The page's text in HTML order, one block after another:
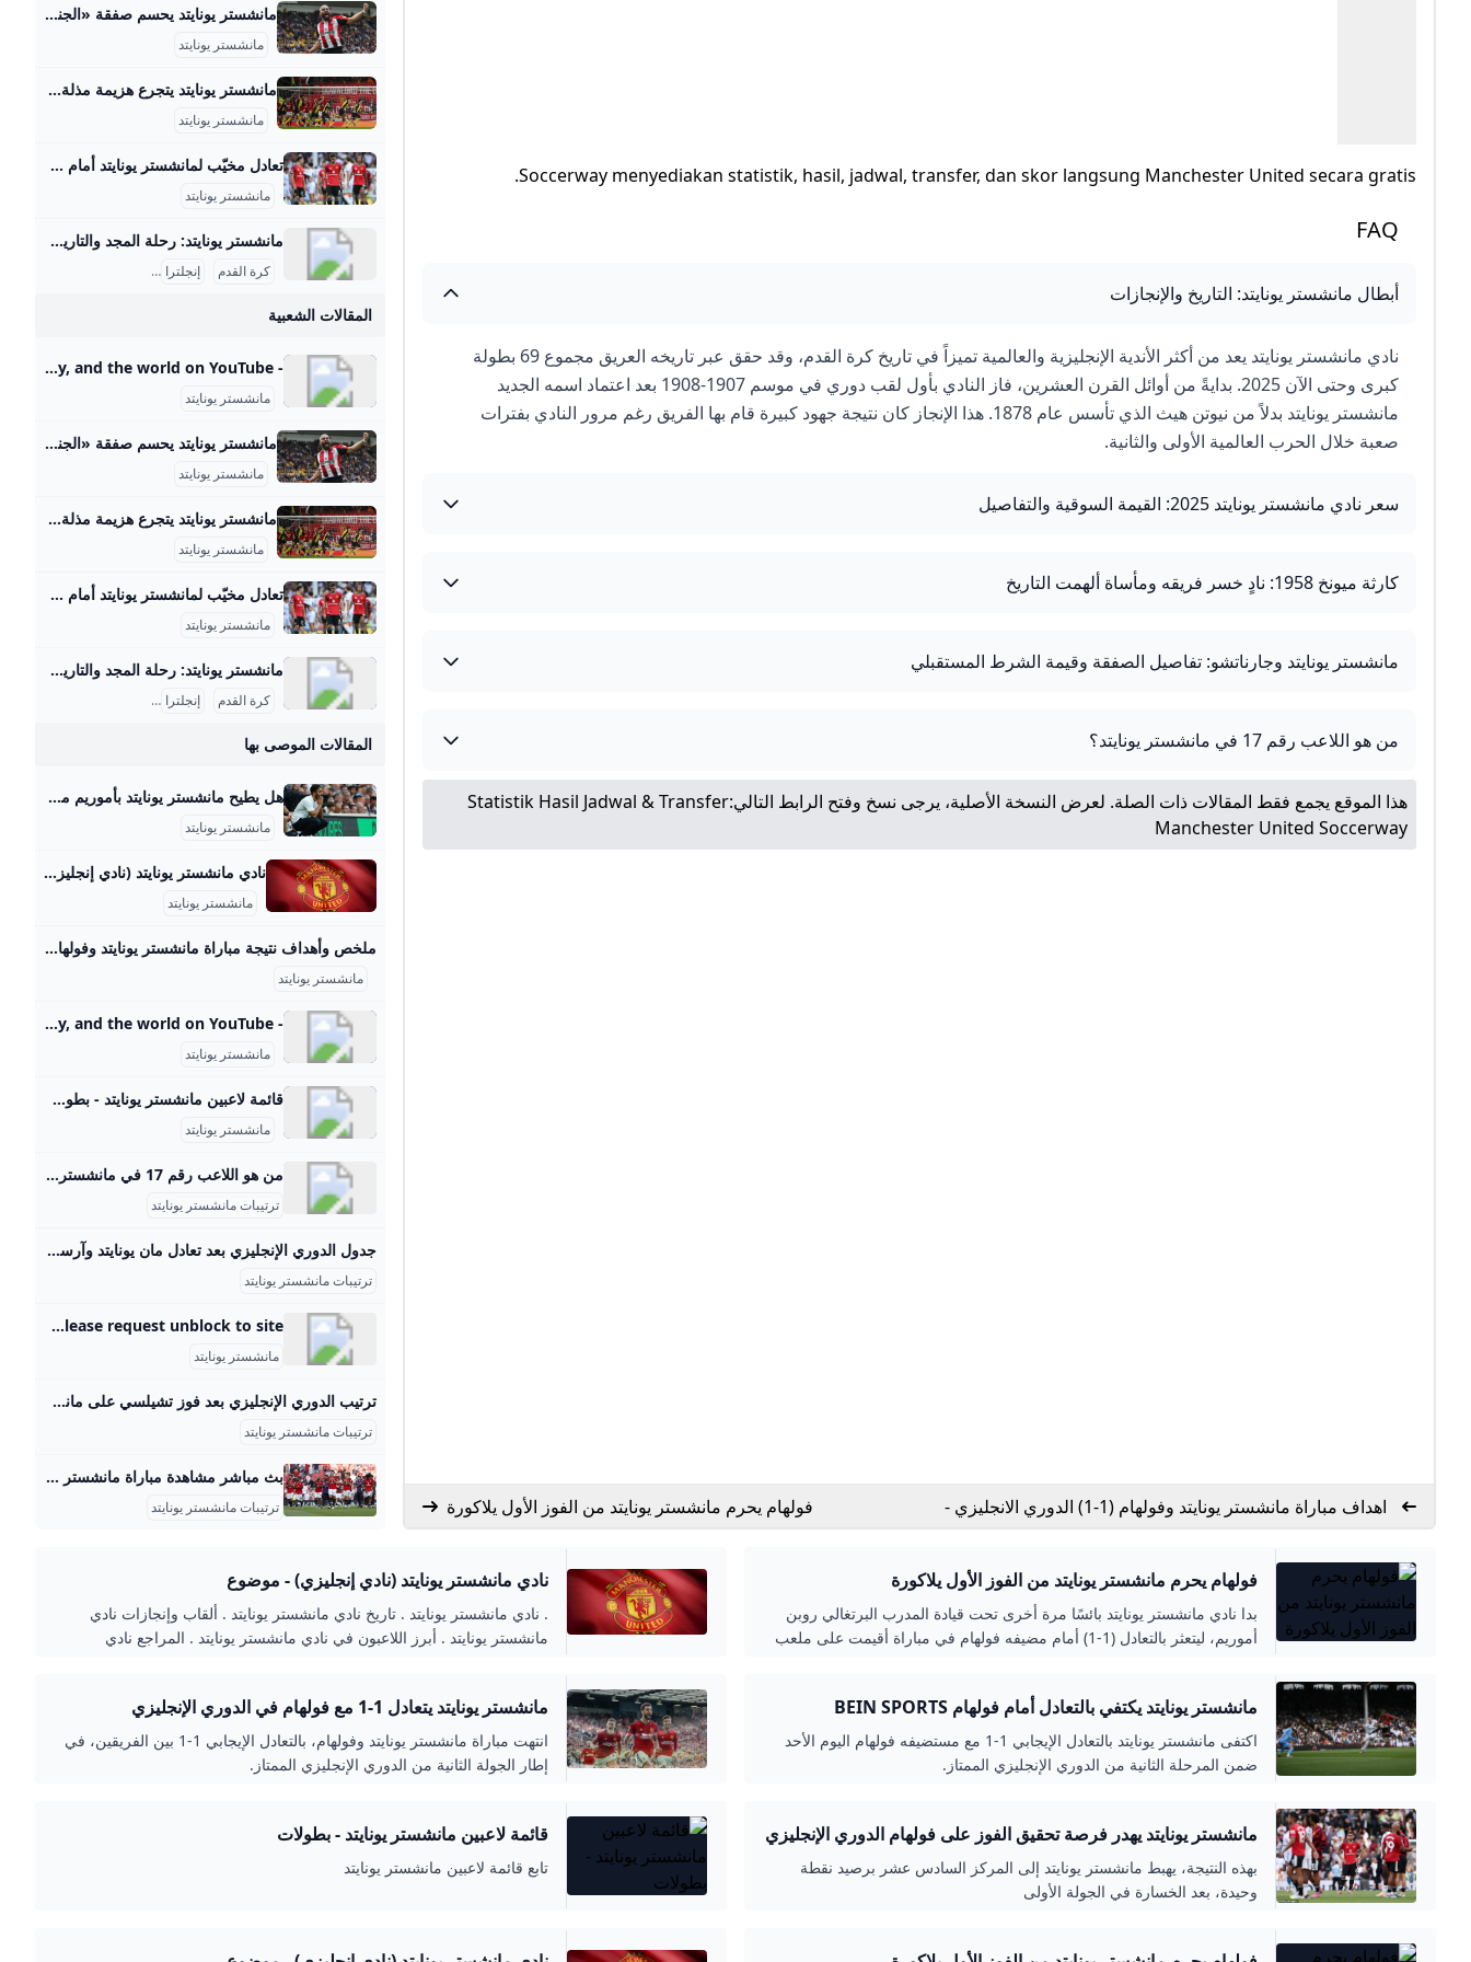
Soccerway menyediakan statistik, hasil, jadwal, transfer, dan skor langsung Manchester United secara gratis.
FAQ
أبطال مانشستر يونايتد: التاريخ والإنجازات
نادي مانشستر يونايتد يعد من أكثر الأندية الإنجليزية والعالمية تميزاً في تاريخ كرة القدم، وقد حقق عبر تاريخه العريق مجموع 69 بطولة
كبرى وحتى الآن 2025. بدايةً من أوائل القرن العشرين، فاز النادي بأول لقب دوري في موسم 1907-1908 بعد اعتماد اسمه الجديد
مانشستر يونايتد بدلاً من نيوتن هيث الذي تأسس عام 1878. هذا الإنجاز كان نتيجة جهود كبيرة قام بها الفريق رغم مرور النادي بفترات
صعبة خلال الحرب العالمية الأولى والثانية.
سعر نادي مانشستر يونايتد 2025: القيمة السوقية والتفاصيل
كارثة ميونخ 1958: نادٍ خسر فريقه ومأساة ألهمت التاريخ
مانشستر يونايتد وجارناتشو: تفاصيل الصفقة وقيمة الشرط المستقبلي
من هو اللاعب رقم 17 في مانشستر يونايتد؟
هذا الموقع يجمع فقط المقالات ذات الصلة. لعرض النسخة الأصلية، يرجى نسخ وفتح الرابط التالي:Statistik Hasil Jadwal & Transfer
Manchester United Soccerway
اهداف مباراة مانشستر يونايتد وفولهام (1-1) الدوري الانجليزي -
بطولات
فولهام يحرم مانشستر يونايتد من الفوز الأول يلاكورة
مانشستر يونايتد يحسم صفقة «الجناح» - الاتحاد للأخبار ذكرت تقارير إعلامية أن نادي مانشستر يونايتد الإنجليزي توصل إلى اتفاق مع برنتفورد بشأن ضم الجناح الفرنسي الكاميروني بريان مبيومو. مانشستر يونايتد يحسم صفقة «الجناح»
مانشستر يونايتد
مانشستر يونايتد يتجرع هزيمة مذلة على أرضه أمام بورنموث ... لم يكن الفوز مفاجئا لبورنموث الذي يصعد للمركز 13 في الترتيب فيما لا يزال يونايتد صاحب المركز السادس يتقدم خطوة للأمام وخطوتين للخلف… مانشستر يونايتد يتجرع هزيمة مذلة على أرضه أمام بورنموث 06-Dec-23 10:21 PM02-Dec-23 10:42 PM15-Nov-23 04:48 PM ترامب: أعتقد أننا سنغير اسم وزارة الدفاع الأمريكية إلى وزارة الحرب الأسبوع المقبل ترامب: يجب تسوية الوضع في غزة قريبا ترامب: أتعامل مع نتنياهو كثيرا وحققنا نجاحا باهرا في إيران حيث قضينا على تهديدها النووي ترامب: يجب أن تنتهي الحرب بغزة وأعتقد أنه خلال أسبوعين أو 3 ستكون هناك نهاية جيدة وحاسمة لها مدفعية الاحتلال تقصف حي الزيتون جنوب شرق مدينة غزة
مانشستر يونايتد
تعادل مخيّب لمانشستر يونايتد أمام فولهام تعادل مخيّب لمانشستر يونايتد أمام فولهام 2025-08-24 20:40 العالممانشستر يونايتدفولهامنبض أربيل (كوردستان 24)- فشل مانشستر يونايتد بتحقيق فوزه الأول في الدوري الإنكليزي لكرة القدم هذا الموسم، بعدما انقاد إلى تعادل مخيّب أمام مضيفه فولهام 1-1 الأحد ضمن المرحلة الثانية. وسجّل المهاجم البرازيلي لفولهام رودريغو مونيز بالخطأ في مرمى فريقه هدف يونايتد (58)، فيما منح البديل إيميل سميث رو التعادل لأصحاب الأرض (73). وأدخل المدرب البرتغالي ليونايتد روبن أموريم تعديلا واحدا على التشكيلة التي افتتح بها الموسم في الدوري الأسبوع الماضي أمام أرسنال (0-1)، بإقحامه العاجي أماد ديالو بدلا من البرتغالي ديوغو دالوت، وأبقى على الوافدين الجديدين الكاميروني براين مبومو والبرازيلي ماتيوس كونيا إلى جانب مايسون ماونت في خط الهجوم.
مانشستر يونايتد
مانشستر يونايتد: رحلة المجد والتاريخ العريق مانشستر يونايتد هو واحد من أعرق وأشهر أندية كرة القدم في إنجلترا والعالم. تأسس النادي في عام 1878 تحت اسم نيوتن هيث، وتغير اسمه إلى مانشستر يونايتد في عام 1902. منذ ذلك الحين، خطى خطوات كبيرة ليصبح رمزاً من رموز كرة القدم بل وأكثر الأندية تحقيقًا للبطولات في إنجلترا. تاريخ النادي وبداياته بدأ مانشستر يونايتد كفريق بسيط من عمال السكك الحديدية، ثم تطور ليصبح من أبرز الأندية التي فازت بالعديد من الألقاب.
كرة القدم إنجلترا
المقالات الشعبية
- YouTube Enjoy the videos and music you love, upload original content, and share it all with friends, family, and the world on YouTube.
مانشستر يونايتد
مانشستر يونايتد يحسم صفقة «الجناح» - الاتحاد للأخبار ذكرت تقارير إعلامية أن نادي مانشستر يونايتد الإنجليزي توصل إلى اتفاق مع برنتفورد بشأن ضم الجناح الفرنسي الكاميروني بريان مبيومو. مانشستر يونايتد يحسم صفقة «الجناح»
مانشستر يونايتد
مانشستر يونايتد يتجرع هزيمة مذلة على أرضه أمام بورنموث ... لم يكن الفوز مفاجئا لبورنموث الذي يصعد للمركز 13 في الترتيب فيما لا يزال يونايتد صاحب المركز السادس يتقدم خطوة للأمام وخطوتين للخلف… مانشستر يونايتد يتجرع هزيمة مذلة على أرضه أمام بورنموث 06-Dec-23 10:21 PM02-Dec-23 10:42 PM15-Nov-23 04:48 PM ترامب: أعتقد أننا سنغير اسم وزارة الدفاع الأمريكية إلى وزارة الحرب الأسبوع المقبل ترامب: يجب تسوية الوضع في غزة قريبا ترامب: أتعامل مع نتنياهو كثيرا وحققنا نجاحا باهرا في إيران حيث قضينا على تهديدها النووي ترامب: يجب أن تنتهي الحرب بغزة وأعتقد أنه خلال أسبوعين أو 3 ستكون هناك نهاية جيدة وحاسمة لها مدفعية الاحتلال تقصف حي الزيتون جنوب شرق مدينة غزة
مانشستر يونايتد
تعادل مخيّب لمانشستر يونايتد أمام فولهام تعادل مخيّب لمانشستر يونايتد أمام فولهام 2025-08-24 20:40 العالممانشستر يونايتدفولهامنبض أربيل (كوردستان 24)- فشل مانشستر يونايتد بتحقيق فوزه الأول في الدوري الإنكليزي لكرة القدم هذا الموسم، بعدما انقاد إلى تعادل مخيّب أمام مضيفه فولهام 1-1 الأحد ضمن المرحلة الثانية. وسجّل المهاجم البرازيلي لفولهام رودريغو مونيز بالخطأ في مرمى فريقه هدف يونايتد (58)، فيما منح البديل إيميل سميث رو التعادل لأصحاب الأرض (73). وأدخل المدرب البرتغالي ليونايتد روبن أموريم تعديلا واحدا على التشكيلة التي افتتح بها الموسم في الدوري الأسبوع الماضي أمام أرسنال (0-1)، بإقحامه العاجي أماد ديالو بدلا من البرتغالي ديوغو دالوت، وأبقى على الوافدين الجديدين الكاميروني براين مبومو والبرازيلي ماتيوس كونيا إلى جانب مايسون ماونت في خط الهجوم.
مانشستر يونايتد
مانشستر يونايتد: رحلة المجد والتاريخ العريق مانشستر يونايتد هو واحد من أعرق وأشهر أندية كرة القدم في إنجلترا والعالم. تأسس النادي في عام 1878 تحت اسم نيوتن هيث، وتغير اسمه إلى مانشستر يونايتد في عام 1902. منذ ذلك الحين، خطى خطوات كبيرة ليصبح رمزاً من رموز كرة القدم بل وأكثر الأندية تحقيقًا للبطولات في إنجلترا. تاريخ النادي وبداياته بدأ مانشستر يونايتد كفريق بسيط من عمال السكك الحديدية، ثم تطور ليصبح من أبرز الأندية التي فازت بالعديد من الألقاب.
كرة القدم إنجلترا
المقالات الموصى بها
هل يطيح مانشستر يونايتد بأموريم مبكرًا؟ إرم نيوز فشل مانشستر يونايتد في تحقيق الفوز خلال أول جولتين من الدوري الإنجليزي الممتاز حيث خسر أمام أرسنال في ملعبه وتعادل مع فولهام 1-1، وهو ما يجعل مستقبل ا آرسنال يعلن رسميًا ضم “رونالدو الجديد” بعد هروبه من الزمالك.. تيدي أوكو يتلقى “صدمة مرعبة” صفقة مستحيلة.. أربعة أسباب تمنع فلورنتينو بيريز من تحقيق حلمه في ريال مدريد فهد المفرج يتخذ قرارا حاسما بشأن مستقبله مع الهلال السعودي من نحنتواصل معناأعلن معناسياسة الخصوصيةشروط الإستخدام جميع الحقوق محفوظة © 2024 شركة إرم ميديا - Erem Media FZ LLC
مانشستر يونايتد
نادي مانشستر يونايتد (نادي إنجليزي) - موضوع . نادي مانشستر يونايتد . تاريخ نادي مانشستر يونايتد . ألقاب وإنجازات نادي مانشستر يونايتد . أبرز اللاعبون في نادي مانشستر يونايتد . المراجع نادي مانشستر تمت الكتابة بواسطة: اسامة عثمان آخر تحديث: ١٣:٣٥ ، ٢١ يونيو ٢٠٢٣ ذات صلة تاريخ كريستيانو رونالدو ديفيد بيكهام ( لاعب كرة قدم إنجليزي) مدينة مانشستر آرون وان بيساكا (لاعب كرة قدم إنجليزي) محتويات ١نادي مانشستر يونايتد ٢تاريخ نادي مانشستر يونايتد ٣ألقاب وإنجازات نادي مانشستر يونايتد
مانشستر يونايتد
ملخص وأهداف نتيجة مباراة مانشستر يونايتد وفولهام في الدوري الإنجليزي الممتاز المصري اليوم تتجه أنظار عشاق الساحرة المستديرة وكرة القدم الإنجليزية نحو مشاهدة مباراة فولهام ضد مانشستر يونايتد في بطولة الدوري الإنجليزي الممتاز في المباراة التي ستجمع بين الفريقين ضمن مباريات الجولة الـ2 من… الأحد 24-08-2025 18:28 | كتب: منار عصام, مصطفى صابر | مباراة مانشستر يونايتد وأرسنال في الدوري الإنجليزي - صورة أرشيفية تصوير : آخرون تتجه أنظار عشاق الساحرة المستديرة وكرة القدم الإنجليزية نحو مباراة فولهام ضد مانشستر يونايتد في بطولة الدوري الإنجليزي الممتاز في المباراة التي ستجمع بين الفريقين ضمن مباريات الجولة الـ2 من البريميرليج لهذا الموسم 2025-26.
مانشستر يونايتد
- YouTube Enjoy the videos and music you love, upload original content, and share it all with friends, family, and the world on YouTube.
مانشستر يونايتد
قائمة لاعبين مانشستر يونايتد - بطولات تابع قائمة لاعبين مانشستر يونايتد
مانشستر يونايتد
من هو اللاعب رقم 17 في مانشستر يونايتد؟ يعتبر الفوز بكأس دوري الأبطال هو أعلى جائزة يمكن أن يحصل عليها أحد أندية كرة القدم الأوروبية. وقد فاز فريق يونايتد بالكأس ثلاث مرات.
ترتيبات مانشستر يونايتد
جدول الدوري الإنجليزي بعد تعادل مان يونايتد وآرسنال يلاكورة قدم فريق مانشستر يونايتد هدية ثمينة للمتصدر جدول ترتيب الدوري الإنجليزي الممتاز، فريق ليفربول، بعدما عطل آرسنال بالتعادل معه (1-1). مباريات الغد مباراة مانشستر سيتي وأرسنال كتب: محمد الحاوي الأحد 9 مارس 2025 08:31 م تابعنا علي جوجل تابعنا علي فيسبوك تابعنا علي يوتيوب تابعنا علي واتس اب تابعنا علي تيك توك قدم فريق مانشستر يونايتد هدية ثمينة للمتصدر جدول ترتيب الدوري الإنجليزي الممتاز، فريق ليفربول، بعدما عطل آرسنال بالتعادل معه (1-1).
ترتيبات مانشستر يونايتد
Radware Captcha Page …but your activity and behavior on this site made us think that you are a bot. Note: A number of things could be going on here. If you are attempting to access this site using an anonymous Private/Proxy network, please disable that and try accessing site again. Due to previously detected malicious behavior which originated from the network you’re using, please request unblock to site.
مانشستر يونايتد
ترتيب الدوري الإنجليزي بعد فوز تشيلسي على مانشستر يونايتد - هاي كورة ترتيب الدوري الإنجليزي بعد فوز تشيلسي على مانشستر يونايتد احد اخبار كرة القدم على هاي كورة من قسم أخبار تشلسي . الدوري الانجليزي تشيلسي مانشستر يونايتد اعتذار رسمي من النصر لرئيس الاتحاد 2025/08/25 - 10:06 صباحًا ألونسو يكشف سبب استبدال رودريغو 2025/08/25 - 12:51 صباحًا كالعادة … الريال ممل ويفوز بالتحكيم! 2025/08/25 - 1:18 صباحًا ماذا تقول القوانين الجديدة في لقطة روديغر ضد أوفييدو ؟ 2025/08/25 - 12:05 صباحًا ترتيب الدوري الإسباني بعد فوز ريال مدريد على أوفييدو 2025/08/25 - 12:32 صباحًا ماذا قال ألونسو عن مستوى ماستانتونو؟ 2025/08/25 - 1:19 صباحًا مبابي يرد على منشور فينيسيوس 2025/08/25 - 7:55 صباحًا ألونسو يكسر القاعدة: لا مكان للمهمشين في فريقي 2025/08/25 - 1:02 صباحًا فينيسيوس … هل هو مريض نفسيًا؟!
ترتيبات مانشستر يونايتد
بث مباشر مشاهدة مباراة مانشستر يونايتد وفولهام في الدوري الإنجليزي مباشر الآن يحل فريق مانشستر يونايتد الإنجليزى ضيفا على نظيره فولهام بملعبه كرافن كوتيج، مساء اليوم الأحد 24 أغسطس 2025 ضمن منافسات الجولة الثانية الأحد 24/أغسطس/2025 - 06:00 م 8/24/2025 6:00:39 PM مانشستر محمد غبن شارك طباعة يحل فريق مانشستر يونايتد الإنجليزي ضيفا على نظيره فولهام بملعبه كرافن كوتيج، مساء اليوم الأحد 24 أغسطس 2025 ضمن منافسات الجولة الثانية في مسابقة الدوري الإنجليز الممتاز. ويتواجد فريق مانشستر يونايتد في المركز الثامن عشر في الدوري الإنجليزي بلا نقاط متساويا مع إيفرتون وولفرهامبتون ووست هام.
ترتيبات مانشستر يونايتد
فولهام يحرم مانشستر يونايتد من الفوز الأول يلاكورة
بدا نادي مانشستر يونايتد بائسًا مرة أخرى تحت قيادة المدرب البرتغالي روبن
أموريم، ليتعثر بالتعادل (1-1) أمام مضيفه فولهام في مباراة أقيمت على ملعب
نادي مانشستر يونايتد (نادي إنجليزي) - موضوع
. نادي مانشستر يونايتد . تاريخ نادي مانشستر يونايتد . ألقاب وإنجازات نادي
مانشستر يونايتد . أبرز اللاعبون في نادي مانشستر يونايتد . المراجع نادي
مانشستر يونايتد يكتفي بالتعادل أمام فولهام BEIN SPORTS
اكتفى مانشستر يونايتد بالتعادل الإيجابي 1-1 مع مستضيفه فولهام اليوم الأحد
ضمن المرحلة الثانية من الدوري الإنجليزي الممتاز.
مانشستر يونايتد يتعادل 1-1 مع فولهام في الدوري الإنجليزي
انتهت مباراة مانشستر يونايتد وفولهام، بالتعادل الإيجابي 1-1 بين الفريقين، في
إطار الجولة الثانية من الدوري الإنجليزي الممتاز.
مانشستر يونايتد يهدر فرصة تحقيق الفوز على فولهام الدوري الإنجليزي
بهذه النتيجة، يهبط مانشستر يونايتد إلى المركز السادس عشر برصيد نقطة
وحيدة، بعد الخسارة في الجولة الأولى
قائمة لاعبين مانشستر يونايتد - بطولات
تابع قائمة لاعبين مانشستر يونايتد